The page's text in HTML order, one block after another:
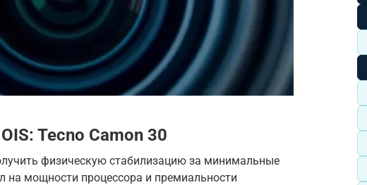
Tecno Camon 30
физическую стабилизацию за минимальные
на мощности процессора и премиальности